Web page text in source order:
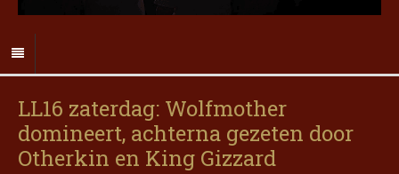
LL16 zaterdag: Wolfmother
domineert, achterna gezeten door
Otherkin en King Gizzard